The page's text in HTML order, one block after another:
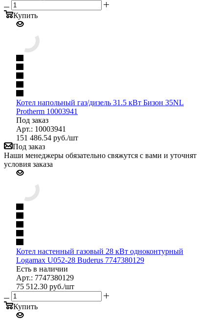
Купить
Котел напольный газ/дизель 31.5 кВт Бизон 35NL
Protherm 10003941
Под заказ
Арт.: 10003941
151 486.54 руб./шт
Под заказ
Наши менеджеры обязательно свяжутся с вами и уточнят
условия заказа
Котел настенный газовый 28 кВт одноконтурный
Logamax U052-28 Buderus 7747380129
Есть в наличии
Арт.: 7747380129
75 512.30 руб./шт
Купить